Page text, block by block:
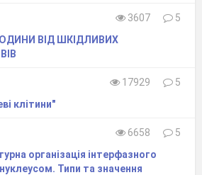
3607
5
ВІД ШКІДЛИВИХ
17929
5
клітини"
6658
5
організація інтерфазного
Типи та значення